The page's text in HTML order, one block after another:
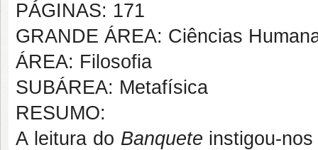
PÁGINAS: 171
GRANDE ÁREA: Ciências
ÁREA: Filosofia
SUBÁREA: Metafísica
RESUMO:
A leitura do Banquete instigou-